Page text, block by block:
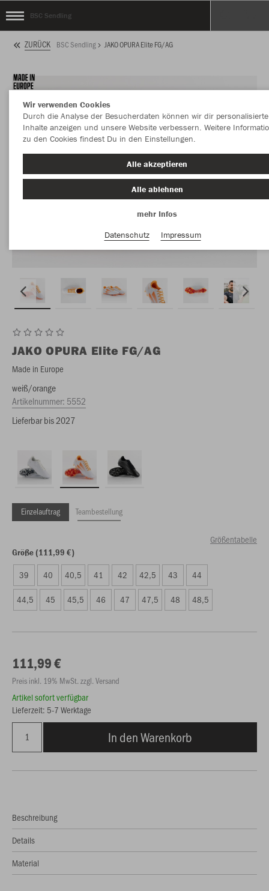
BSC Sendling
ZURÜCK BSC Sendling JAKO OPURA Elite FG/AG
JAKO OPURA Elite FG/AG
Made in Europe
weiß/orange
Artikelnummer: 5552
Lieferbar bis 2027
Einzelauftrag Teambestellung
Größentabelle
Größe (111,99 €)
39 40 40,5 41 42 42,5 43 44
44,5 45 45,5 46 47 47,5 48 48,5
111,99 €
Preis inkl. 19% MwSt. zzgl. Versand
Artikel sofort verfügbar
Lieferzeit: 5-7 Werktage
In den Warenkorb
Beschreibung
Details
Material
Wir verwenden Cookies
Durch die Analyse der Besucherdaten können wir dir personalisierte
Inhalte anzeigen und unsere Website verbessern. Weitere
zu den Cookies findest Du in den Einstellungen.
Alle akzeptieren
Alle ablehnen
mehr Infos
Datenschutz
Impressum